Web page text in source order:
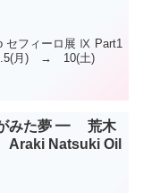
みた夢 ━ 荒木
Araki Natsuki Oil